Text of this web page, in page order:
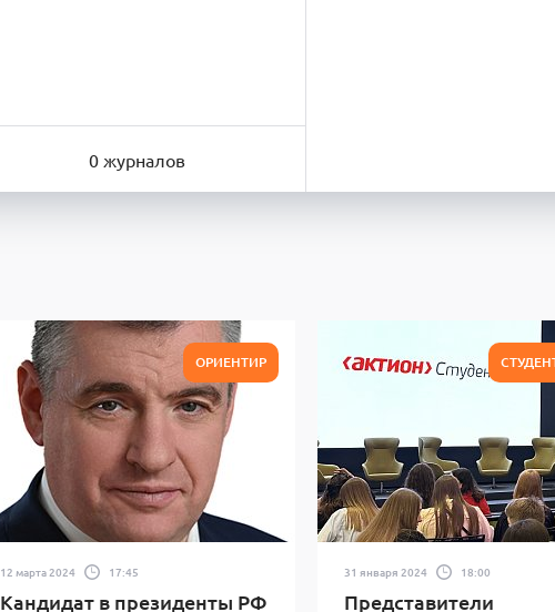
0 журналов
ОРИЕНТИР
12 марта 2024 17:45
Кандидат в президенты РФ
31 января 2024 18:00
Представители